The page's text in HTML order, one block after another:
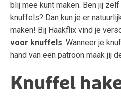
blij mee kunt maken. Ben jij
knuffels? Dan kun je er
maken! Bij Haakflix vind je
voor knuffels. Wanneer je
hand van een patroon maak jij
Knuffel